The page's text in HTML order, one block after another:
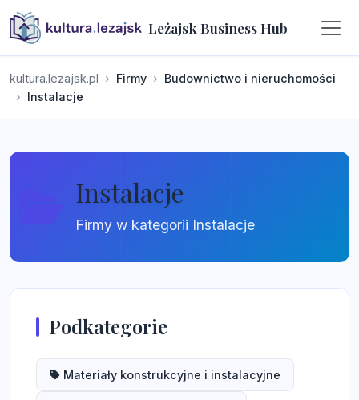
Leżajsk Business Hub
kultura.lezajsk.pl Firmy
Budownictwo i nieruchomości
Instalacje
Instalacje
Firmy w kategorii Instalacje
Podkategorie
Materiały konstrukcyjne i instalacyjne